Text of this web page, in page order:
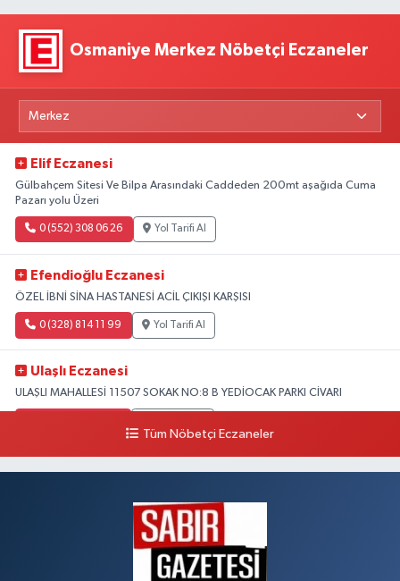
Osmaniye Merkez Nöbetçi Eczaneler
Elif Eczanesi
Gülbahçem Sitesi Ve Bilpa Arasındaki Caddeden 200mt aşağıda Cuma
Pazarı yolu Üzeri
0 (552) 308 06 26 Yol Tarifi Al
Efendioğlu Eczanesi
ÖZEL İBNİ SİNA HASTANESİ ACİL ÇIKIŞI KARŞISI
0 (328) 814 11 99 Yol Tarifi Al
Ulaşlı Eczanesi
ULAŞLI MAHALLESİ 11507 SOKAK NO:8 B YEDİOCAK PARKI CİVARI
Tüm Nöbetçi Eczaneler